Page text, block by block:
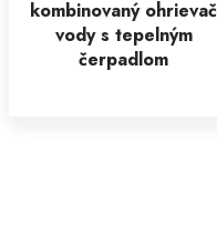
kombinovaný ohrievač
vody s tepelným
čerpadlom